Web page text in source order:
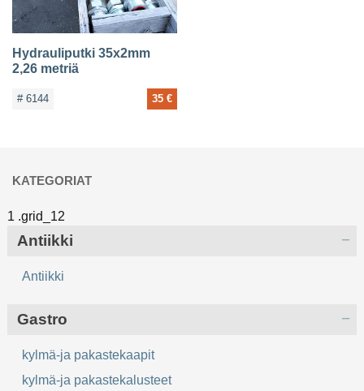
Hydrauliputki 35x2mm
2,26 metriä
# 6144 35 €
KATEGORIAT
Antiikki
Antiikki
Gastro
kylmä-ja pakastekaapit
kylmä-ja pakastekalusteet